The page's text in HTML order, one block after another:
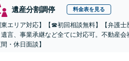
遺産分割調停 料金表を見る
東エリア対応】【☎︎初回相談無料】【弁護
言、事業承継など全てに対応可。不動産
間・休日面談】